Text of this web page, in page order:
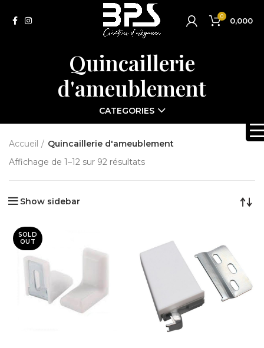
0 0,000
Quincaillerie
d'ameublement
CATEGORIES
Accueil
Quincaillerie d'ameublement
Affichage de 1–12 sur 92 résultats
Show sidebar
SOLD
OUT